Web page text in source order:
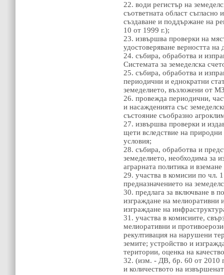
22. води регистър на
съответната област
създаване и поддържане на
10 от 1999 г.);
23. извършва проверки на
удостоверяване верността на
24. събира, обработва и
Системата за земеделска
25. събира, обработва и
периодични и еднократни
земеделието, възложени от
26. провежда периодични,
и насажденията със
състояние съобразно
27. извършва проверки и
щети вследствие на
условия;
28. събира, обработва и
земеделието, необходима за
аграрната политика и
29. участва в комисии по чл.
предназначението на
30. предлага за включване в
изграждане на мелиоративни
изграждане на
31. участва в комисиите,
мелиоративни и
рекултивация на нарушени
земите; устройство и
територии, оценка на
32. (изм. - ДВ, бр. 60 от 2010
и количеството на